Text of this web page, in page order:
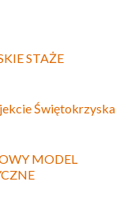
STAŻE
Świętokrzyska
MODEL